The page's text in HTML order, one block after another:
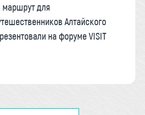
для
Алтайского
на форуме VISIT